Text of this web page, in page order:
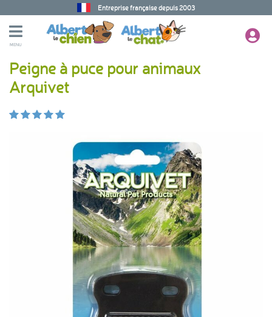
Entreprise française depuis 2003
MENU
Peigne à puce pour animaux
Arquivet